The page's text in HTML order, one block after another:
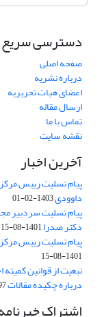
دسترسی سریع
صفحه اصلی
درباره نشریه
اعضای هیات تحریریه
ارسال مقاله
تماس با ما
نقشه سایت
آخرین اخبار
پیام تسلیت رییس
داوودی1403-02-01
پیام تسلیت سردبیر
دکتر صدرا1401-08-15
پیام تسلیت رییس
1401-08-15
تبعیت از قوانین کمیته
درباره چکیده مقالات27
اشتراک